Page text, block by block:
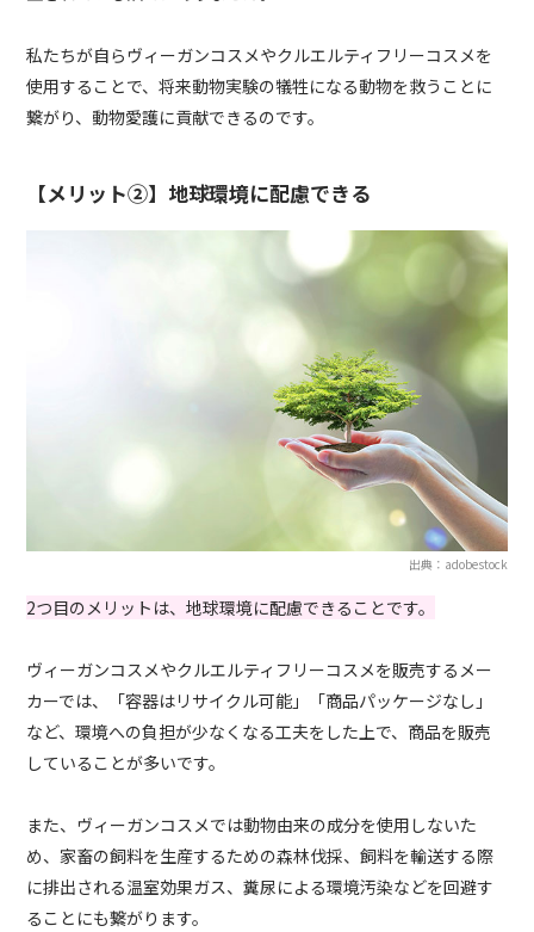
私たちが自らヴィーガンコスメやクルエルティフリーコスメを
使用することで、将来動物実験の犠牲になる動物を救うことに
繋がり、動物愛護に貢献できるのです。
【メリット②】地球環境に配慮できる
出典：adobestock
2つ目のメリットは、地球環境に配慮できることです。
ヴィーガンコスメやクルエルティフリーコスメを販売するメー
カーでは、「容器はリサイクル可能」「商品パッケージなし」
など、環境への負担が少なくなる工夫をした上で、商品を販売
していることが多いです。
また、ヴィーガンコスメでは動物由来の成分を使用しないた
め、家畜の飼料を生産するための森林伐採、飼料を輸送する際
に排出される温室効果ガス、糞尿による環境汚染などを回避す
ることにも繋がります。